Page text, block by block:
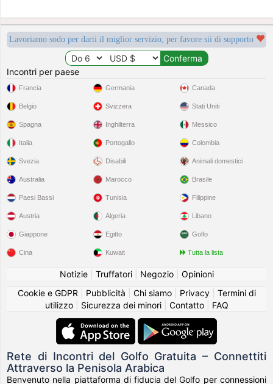
Lavoriamo sodo per darti il miglior servizio, per favore sii di supporto
Incontri per paese
Francia
Belgio
Spagna
Italia
Svezia
Germania
Svizzera
Inghilterra
Portogallo
Disabili
Canada
Stati Uniti
Messico
Colombia
Animali domestici
Australia
Paesi Bassi
Austria
Giappone
Cina
Marocco
Tunisia
Algeria
Egitto
Kuwait
Brasile
Filippine
Libano
Golfo
Tutta la lista
Notizie| Truffatori| Negozio| Opinioni
Cookie e GDPR
Pubblicità Chi siamo| Privacy| Termini di
utilizzo| Sicurezza dei minori| Contatto| FAQ
Rete di Incontri del Golfo Gratuita – Connettiti
Attraverso la Penisola Arabica
Benvenuto nella piattaforma di fiducia del Golfo per connessioni